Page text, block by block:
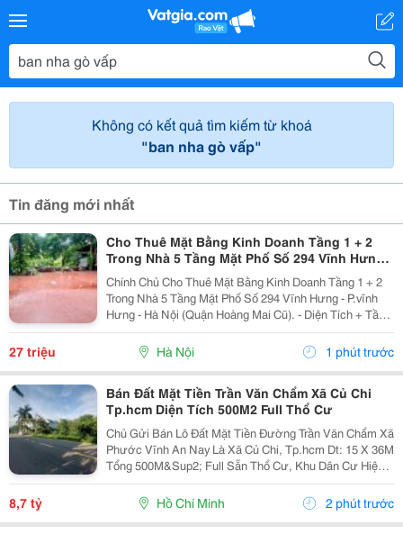
Không có kết quả tìm kiếm từ khoá
"ban nha gò vấp"
Tin đăng mới nhất
Cho Thuê Mặt Bằng Kinh Doanh Tầng 1 + 2
Trong Nhà 5 Tầng Mặt Phố Số 294 Vĩnh Hưng -
Hoàng Mai
Chính Chủ Cho Thuê Mặt Bằng Kinh Doanh Tầng 1 + 2
Trong Nhà 5 Tầng Mặt Phố Số 294 Vĩnh Hưng - P.vĩnh
Hưng - Hà Nội (Quận Hoàng Mai Cũ). - Diện Tích + Tầng
1: 120M&Sup2; - Mặt Tiền: 7M. + Tầng 2: 120M&Sup2; -
Sàn Nhà Lát Gỗ. - Sân Trước 14M2 +...
27 triệu Hà Nội 1 phút trước
Bán Đất Mặt Tiền Trần Văn Chẩm Xã Củ Chi
Tp.hcm Diện Tích 500M2 Full Thổ Cư
Chủ Gửi Bán Lô Đất Mặt Tiền Đường Trần Văn Chẩm Xã
Phước Vĩnh An Nay Là Xã Củ Chi, Tp.hcm Dt: 15 X 36M
Tổng 500M&Sup2; Full Sẵn Thổ Cư, Khu Dân Cư Hiện
Hữu Xây Dựng Tự Do. Đất Bằng Phẳng Sạch Đẹp Cao
Ráo. Phù Hợp Kho Xưởng Nhà Trọ Kinh Doanh,...
8,7 tỷ Hồ Chí Minh 2 phút trước